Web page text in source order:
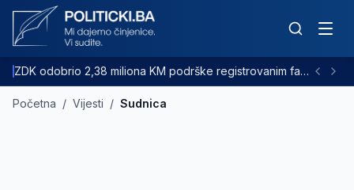
ZDK odobrio 2,38 miliona KM podrške registrovanim farmama goveda
Početna / Vijesti / Sudnica